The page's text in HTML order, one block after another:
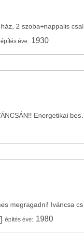
építés éve: 1930
építés éve: 1980